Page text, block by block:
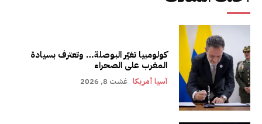
كولومبيا تغيّر البوصلة… وتعترف بسيادة
المغرب على الصحراء
آسيا أمريكا غشت 8, 2026